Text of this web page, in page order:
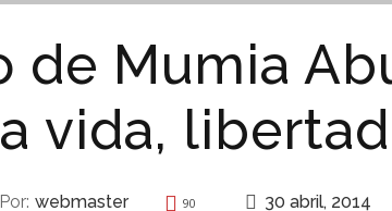
de Mumia
vida,
Por: webmaster 90 30 abril, 2014